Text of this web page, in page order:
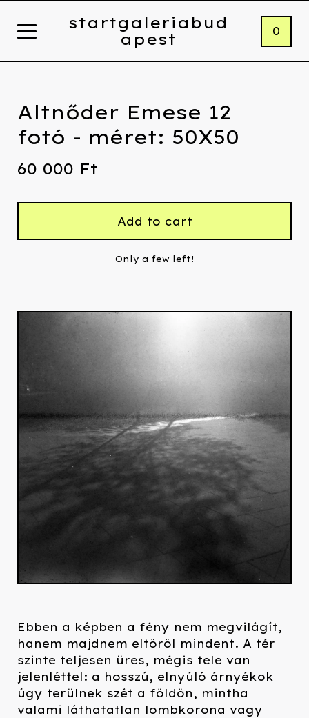
startgaleriabud
apest
0
Altnőder Emese 12
fotó - méret: 50X50
60 000 Ft
Add to cart
Only a few left!
Ebben a képben a fény nem megvilágít,
hanem majdnem eltöröl mindent. A tér
szinte teljesen üres, mégis tele van
jelenléttel: a hosszú, elnyúló árnyékok
úgy terülnek szét a földön, mintha
valami láthatatlan lombkorona vagy